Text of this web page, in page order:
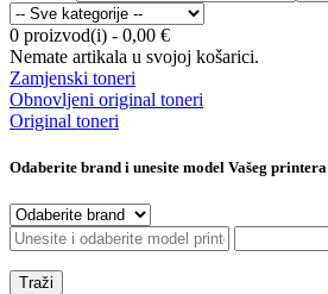
0 proizvod(i) - 0,00 €
Nemate artikala u svojoj košarici.
Zamjenski toneri
Obnovljeni original toneri
Original toneri
Odaberite brand i unesite model Vašeg printera
Traži